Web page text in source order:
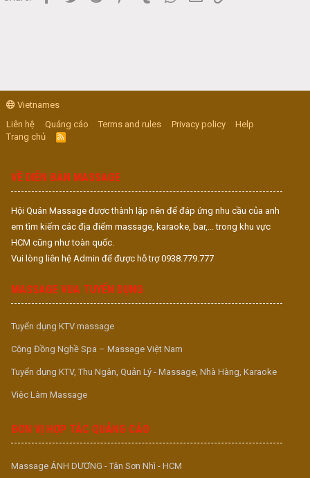
Vietnames
Liên hệ
Quảng cáo Terms and rules Privacy policy
Help
Trang chủ
R
S
VỀ DIỄN ĐÀN MASSAGE
Hội Quán Massage được thành lập nên để đáp ứng nhu cầu của anh
em tìm kiếm các địa điểm massage, karaoke, bar,... trong khu vực
HCM cũng như toàn quốc.
Vui lòng liên hệ Admin để được hỗ trợ 0938.779.777
MASSAGE VUA TUYỂN DỤNG
Tuyển dụng KTV massage
Cộng Đồng Nghề Spa – Massage Việt Nam
Tuyển dụng KTV, Thu Ngân, Quản Lý - Massage, Nhà Hàng, Karaoke
Việc Làm Massage
ĐƠN VỊ HỢP TÁC QUẢNG CÁO
Massage ÁNH DƯƠNG - Tân Sơn Nhì - HCM